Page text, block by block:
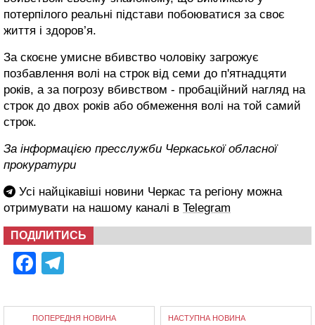
потерпілого реальні підстави побоюватися за своє
життя і здоров’я.
За скоєне умисне вбивство чоловіку загрожує
позбавлення волі на строк від семи до п'ятнадцяти
років, а за погрозу вбивством - пробаційний нагляд на
строк до двох років або обмеження волі на той самий
строк.
За інформацією пресслужби Черкаської обласної
прокуратури
Усі найцікавіші новини Черкас та регіону можна
отримувати на нашому каналі в Telegram
ПОДІЛИТИСЬ
Facebook
ПОПЕРЕДНЯ НОВИНА НАСТУПНА НОВИНА